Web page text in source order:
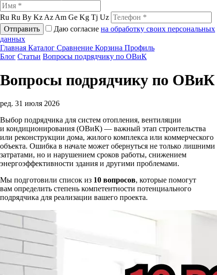
Ru Ru By Kz Az Am Ge Kg Tj Uz
Отправить
Даю согласие на обработку своих персональных
данных
Главная Каталог Сравнение Корзина Профиль
Блог Статьи Вопросы подрядчику по ОВиК
Вопросы подрядчику по ОВиК
ред. 31 июля 2026
Выбор подрядчика для систем отопления, вентиляции
и кондиционирования (ОВиК) — важный этап строительства
или реконструкции дома, жилого комплекса или коммерческого
объекта. Ошибка в начале может обернуться не только лишними
затратами, но и нарушением сроков работы, снижением
энергоэффективности здания и другими проблемами.
Мы подготовили список из 10 вопросов, которые помогут
вам определить степень компетентности потенциального
подрядчика для реализации вашего проекта.